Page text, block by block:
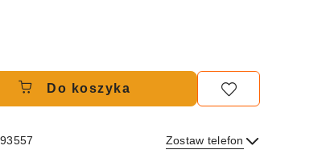
Do koszyka
Zostaw telefon